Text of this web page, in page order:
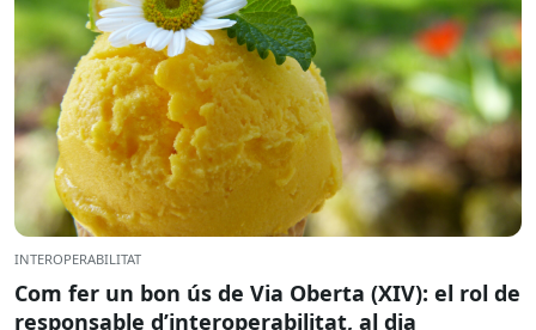
INTEROPERABILITAT
Com fer un bon ús de Via Oberta (XIV): el rol de
responsable d’interoperabilitat, al dia